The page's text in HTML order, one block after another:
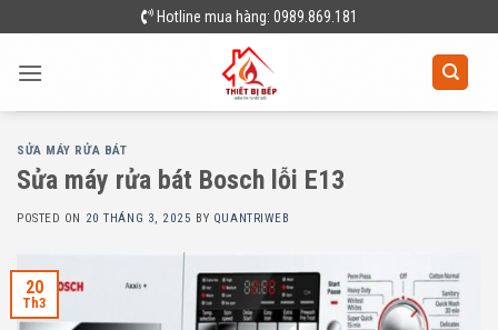
to
content
Hotline mua hàng: 0989.869.181
SỬA MÁY RỬA BÁT
Sửa máy rửa bát Bosch lỗi E13
POSTED ON 20 THÁNG 3, 2025 BY QUANTRIWEB
20
Th3